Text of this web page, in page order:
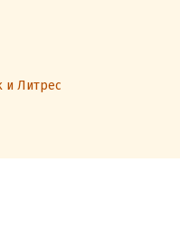
и Литрес